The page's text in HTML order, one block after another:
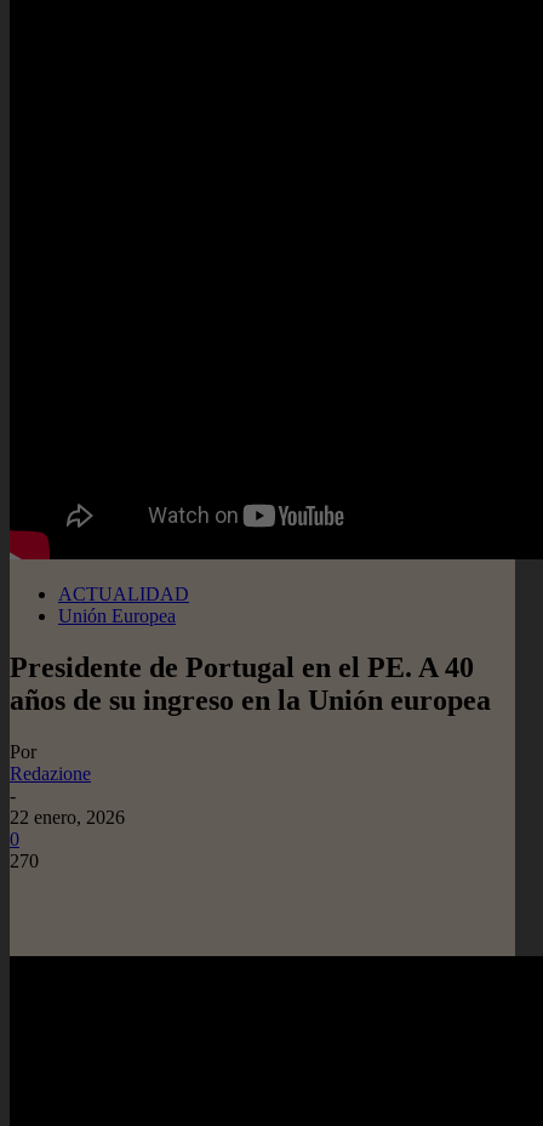
ACTUALIDAD
Unión Europea
Presidente de Portugal en el PE. A 40
años de su ingreso en la Unión europea
Por
Redazione
-
22 enero, 2026
0
270